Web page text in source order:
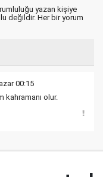
yazan kişiye
değildir. Her bir yorum
00:15
kahramanı olur.